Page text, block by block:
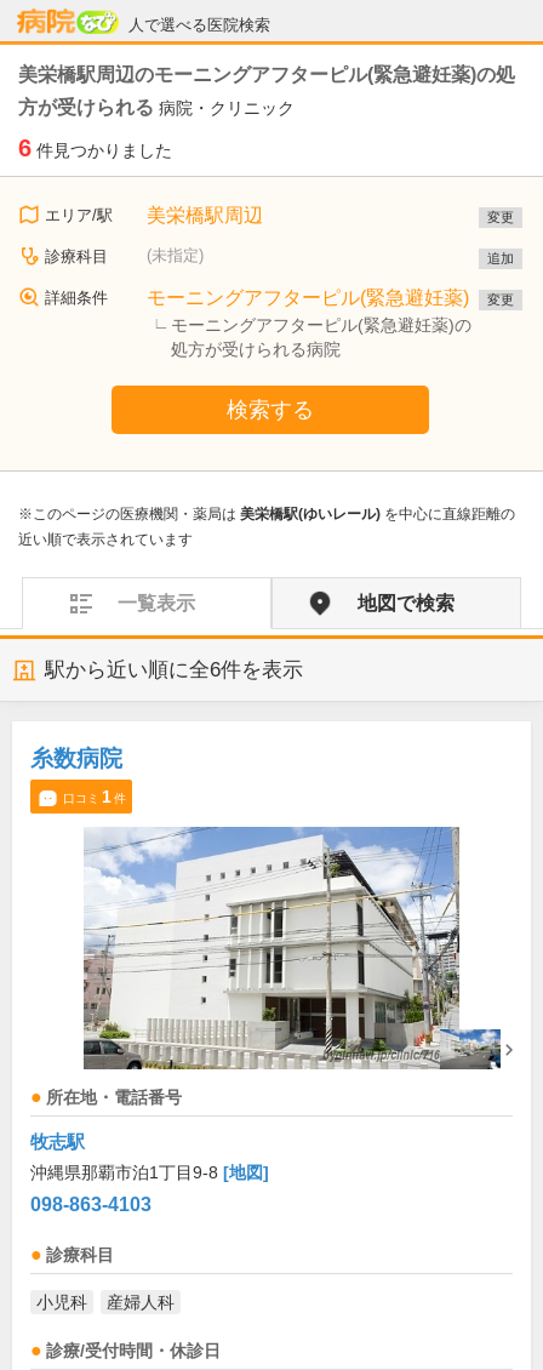
人で選べる医院検索
病院なび
美栄橋駅周辺のモーニングアフターピル(緊急避妊薬)の処
方が受けられる 病院・クリニック
6 件見つかりました
エリア/駅 美栄橋駅周辺 変更
診療科目 (未指定) 追加
詳細条件 モーニングアフターピル(緊急避妊薬)
モーニングアフターピル(緊急避妊薬)の
処方が受けられる病院
変更
検索する
※このページの医療機関・薬局は 美栄橋駅(ゆいレール) を中心に直線距離の
近い順で表示されています
一覧表示 地図で検索
駅から近い順に全6件を表示
糸数病院
口コミ 1件
所在地・電話番号
牧志駅
沖縄県那覇市泊1丁目9-8 [地図]
098-863-4103
診療科目
小児科 産婦人科
診療/受付時間・休診日